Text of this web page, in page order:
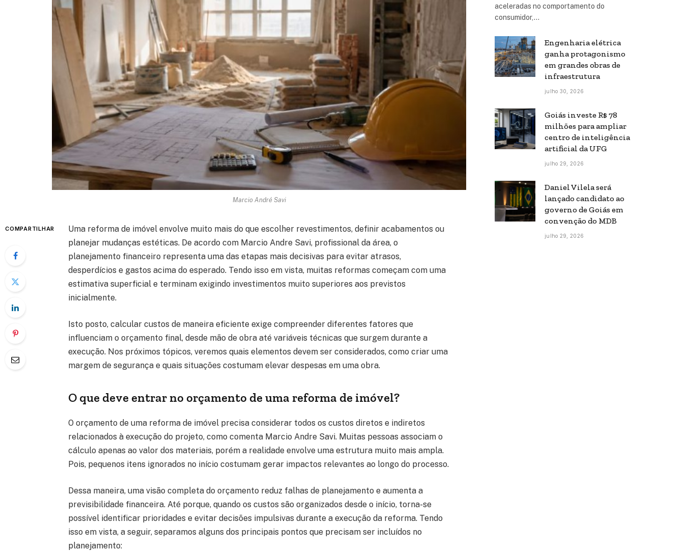
Marcio André Savi
COMPARTILHAR
Uma reforma de imóvel envolve muito mais do que escolher revestimentos, definir acabamentos ou
planejar mudanças estéticas. De acordo com Marcio Andre Savi, profissional da área, o
planejamento financeiro representa uma das etapas mais decisivas para evitar atrasos,
desperdícios e gastos acima do esperado. Tendo isso em vista, muitas reformas começam com uma
estimativa superficial e terminam exigindo investimentos muito superiores aos previstos
inicialmente.
Isto posto, calcular custos de maneira eficiente exige compreender diferentes fatores que
influenciam o orçamento final, desde mão de obra até variáveis técnicas que surgem durante a
execução. Nos próximos tópicos, veremos quais elementos devem ser considerados, como criar uma
margem de segurança e quais situações costumam elevar despesas em uma obra.
O que deve entrar no orçamento de uma reforma de imóvel?
O orçamento de uma reforma de imóvel precisa considerar todos os custos diretos e indiretos
relacionados à execução do projeto, como comenta Marcio Andre Savi. Muitas pessoas associam o
cálculo apenas ao valor dos materiais, porém a realidade envolve uma estrutura muito mais ampla.
Pois, pequenos itens ignorados no início costumam gerar impactos relevantes ao longo do processo.
Dessa maneira, uma visão completa do orçamento reduz falhas de planejamento e aumenta a
previsibilidade financeira. Até porque, quando os custos são organizados desde o início, torna-se
possível identificar prioridades e evitar decisões impulsivas durante a execução da reforma. Tendo
isso em vista, a seguir, separamos alguns dos principais pontos que precisam ser incluídos no
planejamento:
aceleradas no comportamento do
consumidor,…
Engenharia elétrica
ganha protagonismo
em grandes obras de
infraestrutura
julho 30, 2026
Goiás investe R$ 78
milhões para ampliar
centro de inteligência
artificial da UFG
julho 29, 2026
Daniel Vilela será
lançado candidato ao
governo de Goiás em
convenção do MDB
julho 29, 2026